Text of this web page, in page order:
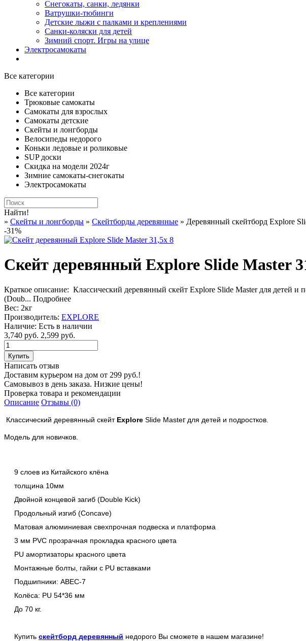
Снегокаты, санки, ледянки
Ватрушки-тюбинги
Детские лыжи с палками и креплениями
Санки-коляски для детей
Зимний спорт. Игры на улице
Электросамокаты
Все категории
Все категории
Трюковые самокаты
Самокаты для взрослых
Самокаты детские
Cкейты и лонгборды
Велосипеды недорого
Коньки ледовые и роликовые
SUP доски
Скидка на модели 2024г
Зимние самокаты-снегокаты
Электросамокаты
Найти!
» Cкейты и лонгборды » Скейтборды деревянные » Деревянный скейтборд Explore
-31%
Скейт деревянный Explore Slide Master
Краткое описание: Классический деревянный скейт Explore Slide Master для детей
(Doub... Подробнее
Вес: 2кг
Производитель: EXPLORE
Наличие: Есть в наличии
3,740 руб. 2,599 руб.
Написать отзыв
Доставим курьером на дом от 299 руб.!
Самовывоз в день заказа. Низкие цены!
Проверка товара и рекомендации
Описание Отзывы (0)
Классический деревянный скейт Explore Slide Master для детей и подростков.
Модель для новичков.
9 слоев из Китайского клёна
толщина 10мм
Двойной концевой загиб (Double Kick)
Продольный изгиб (Concave)
Матовая алюминиевая свехпрочная подвеска и платформа
3 мм PVC прозрачная прокладка красного цвета
PU амортизаторы красного цвета
Монтажные болты, гайки с PU вставками
Подшипники: ABEC-7
Колёса: PU 54*36 мм
До 70 кг.
Купить скейтборд деревянный недорого Вы сможете в нашем магазине!